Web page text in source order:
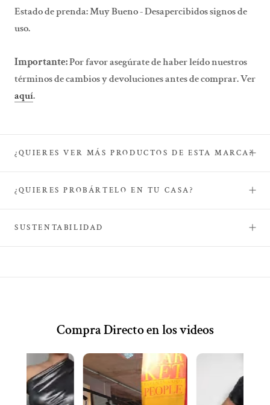
Estado de prenda: Muy Bueno - Desapercibidos signos de
uso.
Importante:Por favor asegúrate de haber leído nuestros
términos de cambios y devoluciones antes de comprar. Ver
aquí.
¿QUIERES VER MÁS PRODUCTOS DE ESTA MARCA?
¿QUIERES PROBÁRTELO EN TU CASA?
SUSTENTABILIDAD